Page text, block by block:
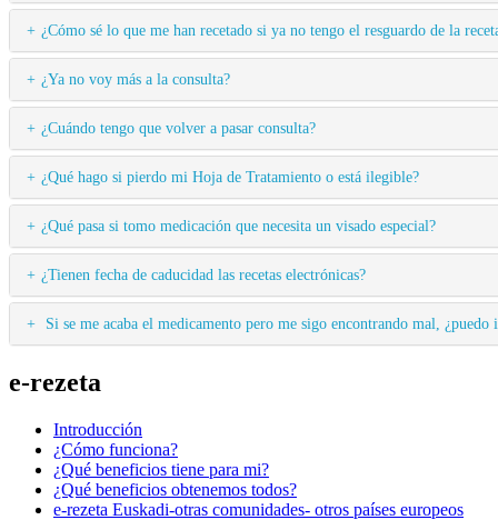
¿Cómo sé lo que me han recetado si ya no tengo el resguardo de la
¿Ya no voy más a la consulta?
¿Cuándo tengo que volver a pasar consulta?
¿Qué hago si pierdo mi Hoja de Tratamiento o está ilegible?
¿Qué pasa si tomo medicación que necesita un visado especial?
¿Tienen fecha de caducidad las recetas electrónicas?
Si se me acaba el medicamento pero me sigo encontrando mal,
e-rezeta
Introducción
¿Cómo funciona?
¿Qué beneficios tiene para mi?
¿Qué beneficios obtenemos todos?
e-rezeta Euskadi-otras comunidades- otros países europeos